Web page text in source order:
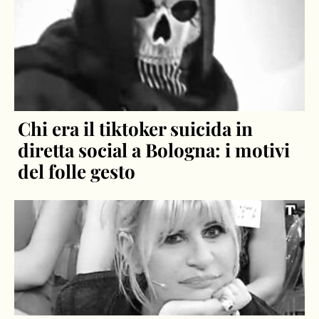
Chi era il tiktoker suicida in
diretta social a Bologna: i motivi
del folle gesto